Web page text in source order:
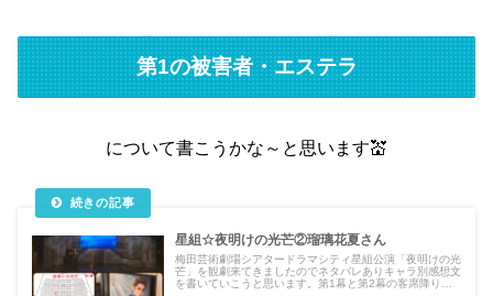
第1の被害者・エステラ
について書こうかな～と思います💒
星組☆夜明けの光芒②瑠璃花夏さん
梅田芸術劇場シアタードラマシティ星組公演「夜明けの光
芒」を観劇来てきましたのでネタバレありキャラ別感想文
を書いていこうと思います。第1幕と第2幕の客席降りも